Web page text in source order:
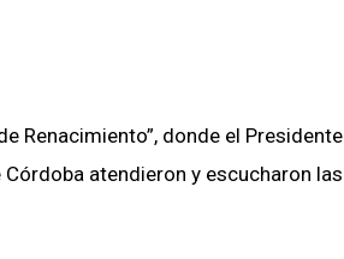
Renacimiento”, donde el Presidente
atendieron y escucharon las